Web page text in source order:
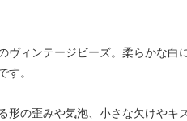
ヴィンテージビーズ。柔らかな
す。
の歪みや気泡、小さな欠けやキ